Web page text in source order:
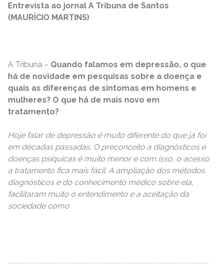
Entrevista ao jornal A Tribuna de Santos
(MAURÍCIO MARTINS)
A Tribuna – Quando falamos em depressão, o que
há de novidade em pesquisas sobre a doença e
quais as diferenças de sintomas em homens e
mulheres? O que há de mais novo em
tratamento?
Hoje falar de depressão é muito diferente do que já foi
em décadas passadas. O preconceito a diagnósticos e
doenças psíquicas é muito menor e com isso, o acesso
a tratamento fica mais fácil. A ampliação dos métodos
diagnósticos e do conhecimento médico sobre ela,
facilitaram muito o entendimento e a aceitação da
sociedade como